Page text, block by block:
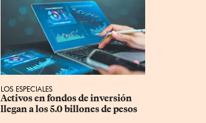
LOS ESPECIALES
Activos en fondos de inversión
llegan a los 5.0 billones de pesos